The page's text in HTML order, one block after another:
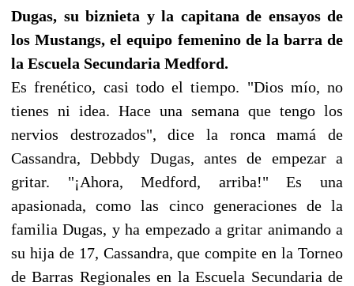
Dugas, su biznieta y la capitana de ensayos de
los Mustangs, el equipo femenino de la barra de
la Escuela Secundaria Medford.
Es frenético, casi todo el tiempo. "Dios mío, no
tienes ni idea. Hace una semana que tengo los
nervios destrozados", dice la ronca mamá de
Cassandra, Debbdy Dugas, antes de empezar a
gritar. "¡Ahora, Medford, arriba!" Es una
apasionada, como las cinco generaciones de la
familia Dugas, y ha empezado a gritar animando a
su hija de 17, Cassandra, que compite en la Torneo
de Barras Regionales en la Escuela Secundaria de